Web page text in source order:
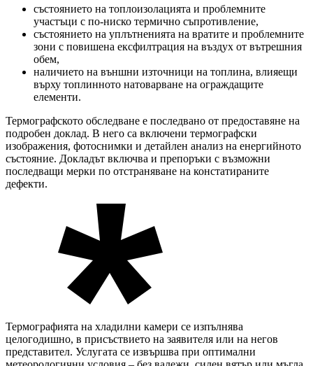
състоянието на топлоизолацията и проблемните
участъци с по-ниско термично съпротивление,
състоянието на уплътненията на вратите и проблемните
зони с повишена ексфилтрация на въздух от вътрешния
обем,
наличието на външни източници на топлина, влияещи
върху топлинното натоварване на ограждащите
елементи.
Термографското обследване е последвано от предоставяне на
подробен доклад. В него са включени термографски
изображения, фотоснимки и детайлен анализ на енергийното
състояние. Докладът включва и препоръки с възможни
последващи мерки по отстраняване на констатираните
дефекти.
Термографията на хладилни камери се изпълнява
целогодишно, в присъствието на заявителя или на негов
представител. Услугата се извършва при оптимални